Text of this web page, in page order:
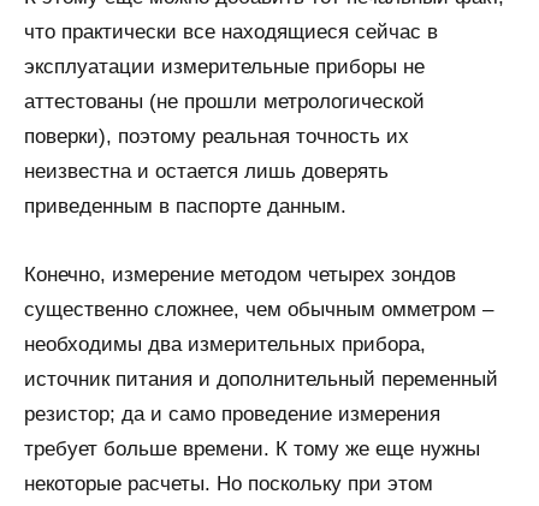
что практически все находящиеся сейчас в
эксплуатации измерительные приборы не
аттестованы (не прошли метрологической
поверки), поэтому реальная точность их
неизвестна и остается лишь доверять
приведенным в паспорте данным.
Конечно, измерение методом четырех зондов
существенно сложнее, чем обычным омметром –
необходимы два измерительных прибора,
источник питания и дополнительный переменный
резистор; да и само проведение измерения
требует больше времени. К тому же еще нужны
некоторые расчеты. Но поскольку при этом